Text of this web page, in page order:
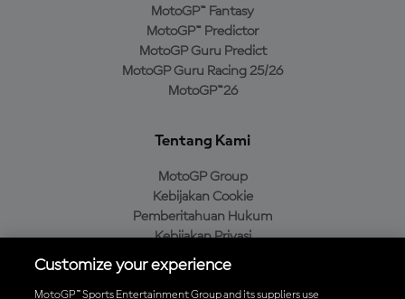
MotoGP™ Fantasy
MotoGP™ Predictor
MotoGP Guru Predict
MotoGP Guru Racing 25/26
MotoGP™26
Tentang Kami
MotoGP Group
Kebijakan Cookie
Pemberitahuan Hukum
Kebijakan Privasi
Kebijakan Pembelian
Customize your experience
MotoGP™ Sports Entertainment Group and its suppliers use